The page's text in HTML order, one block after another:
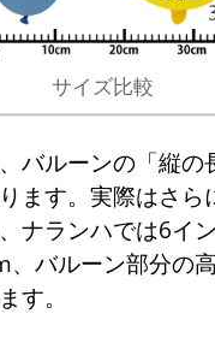
サイズ比較
バルーンの「縦の
ます。実際はさら
ナランハでは6イ
、バルーン部分の
す。